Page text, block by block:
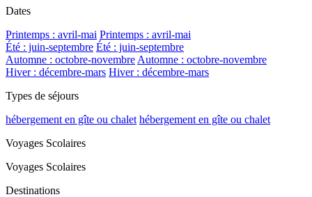
Dates
Printemps : avril-mai Printemps : avril-mai
Été : juin-septembre Été : juin-septembre
Automne : octobre-novembre Automne : octobre-novembre
Hiver : décembre-mars Hiver : décembre-mars
Types de séjours
hébergement en gîte ou chalet hébergement en gîte ou chalet
Voyages Scolaires
Voyages Scolaires
Destinations